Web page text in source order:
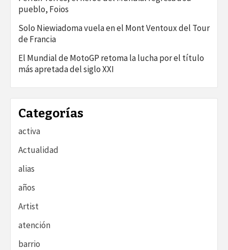
pueblo, Foios
Solo Niewiadoma vuela en el Mont Ventoux del Tour
de Francia
El Mundial de MotoGP retoma la lucha por el título
más apretada del siglo XXI
Categorías
activa
Actualidad
alias
años
Artist
atención
barrio